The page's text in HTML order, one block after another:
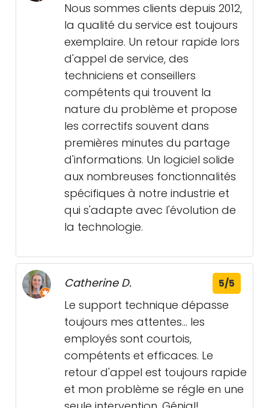
Nous sommes clients depuis 2012,
la qualité du service est toujours
exemplaire. Un retour rapide lors
d'appel de service, des
techniciens et conseillers
compétents qui trouvent la
nature du problème et propose
les correctifs souvent dans
premières minutes du partage
d'informations. Un logiciel solide
aux nombreuses fonctionnalités
spécifiques à notre industrie et
qui s'adapte avec l'évolution de
la technologie.
Catherine D. 5/5
Le support technique dépasse
toujours mes attentes... les
employés sont courtois,
compétents et efficaces. Le
retour d'appel est toujours rapide
et mon problème se régle en une